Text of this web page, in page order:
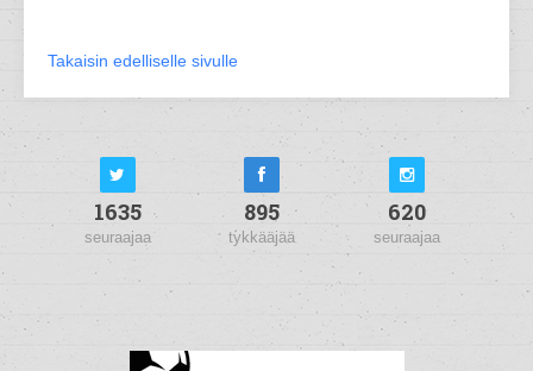
Takaisin edelliselle sivulle
1635
seuraajaa
895
tykkääjää
620
seuraajaa